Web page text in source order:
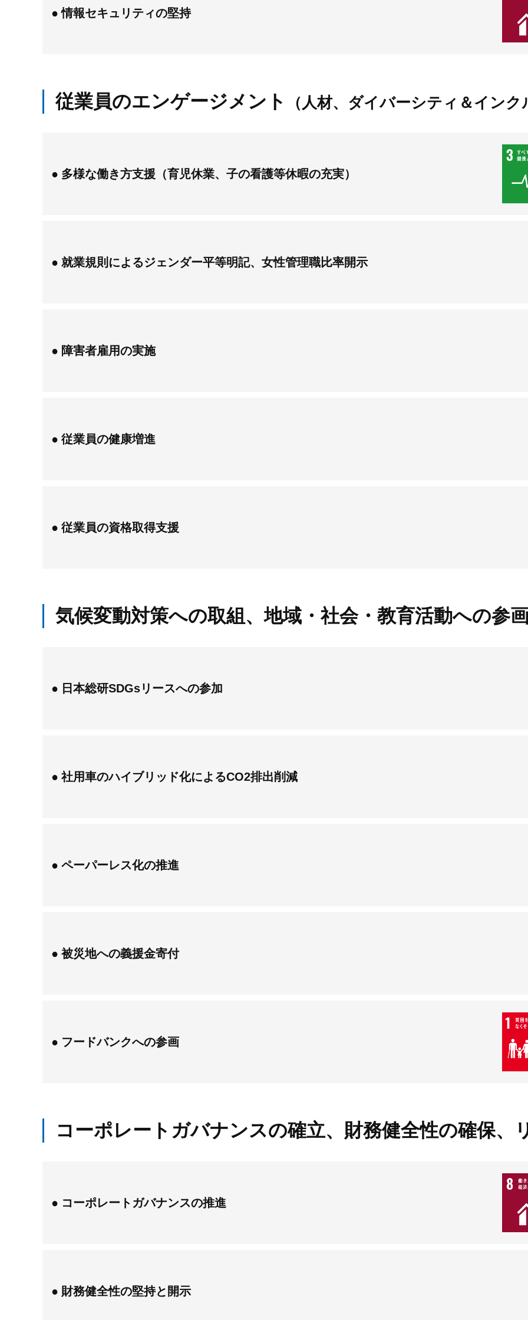
情報セキュリティの堅持
従業員のエンゲージメント （人材、ダイバーシティ＆イン
多様な働き方支援（育児休業、子の看護等休暇の充実）
就業規則によるジェンダー平等明記、女性管理職比率開示
障害者雇用の実施
従業員の健康増進
従業員の資格取得支援
気候変動対策への取組、地域・社会・教育活動への参
日本総研SDGsリースへの参加
社用車のハイブリッド化によるCO2排出削減
ペーパーレス化の推進
被災地への義援金寄付
フードバンクへの参画
コーポレートガバナンスの確立、財務健全性の確保、
コーポレートガバナンスの推進
財務健全性の堅持と開示